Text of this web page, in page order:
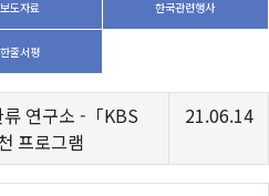
보도자료 한국관련행사
한줄서평
연구소 -「KBS
프로그램
21.06.14